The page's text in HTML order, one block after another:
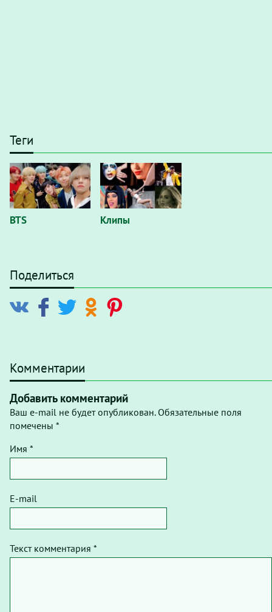
Теги
BTS Клипы
Поделиться
Комментарии
Добавить комментарий
Ваш e-mail не будет опубликован. Обязательные поля
помечены *
Имя *
E-mail
Текст комментария *